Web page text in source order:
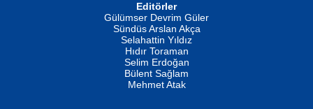
İSMAİL OKUTAN
Erkeklerin Kahrolması Ne Demektir
Evvel Zaman Tanrıçası...
Editörler
Gülümser Devrim Güler
Sündüs Arslan Akça
Selahattin Yıldız
Hıdır Toraman
Selim Erdoğan
Bülent Sağlam
Mehmet Atak